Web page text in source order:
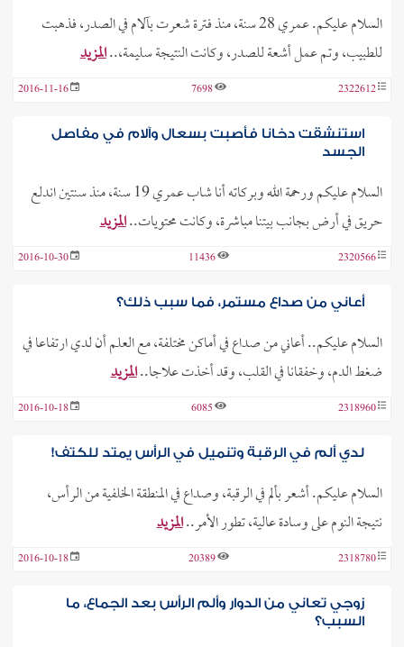
السلام عليكم. عمري 28 سنة، منذ فترة شعرت بآلام في الصدر، فذهبت
للطبيب، وتم عمل أشعة للصدر، وكانت النتيجة سليمة،..المزيد
2322612
7698
2016-11-16
استنشقت دخانا فأصبت بسعال وآلام في مفاصل
الجسد
السلام عليكم ورحمة الله وبركاته أنا شاب عمري 19 سنة، منذ سنتين اندلع
حريق في أرض بجانب بيتنا مباشرة، وكانت محتويات..المزيد
2320566
11436
2016-10-30
أعاني من صداع مستمر، فما سبب ذلك؟
السلام عليكم.. أعاني من صداع في أماكن مختلفة، مع العلم أن لدي ارتفاعا في
ضغط الدم، وخفقانا في القلب، وقد أخذت علاجا..المزيد
2318960
6085
2016-10-18
لدي ألم في الرقبة وتنميل في الرأس يمتد للكتف!
السلام عليكم. أشعر بألم في الرقبة، وصداع في المنطقة الخلفية من الرأس،
نتيجة النوم على وسادة عالية، تطور الأمر..المزيد
2318780
20389
2016-10-18
زوجي تعاني من الدوار وألم الرأس بعد الجماع، ما
السبب؟